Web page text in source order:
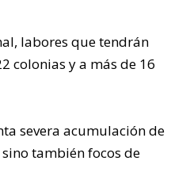
labores que tendrán
colonias y a más de 16
severa acumulación de
también focos de